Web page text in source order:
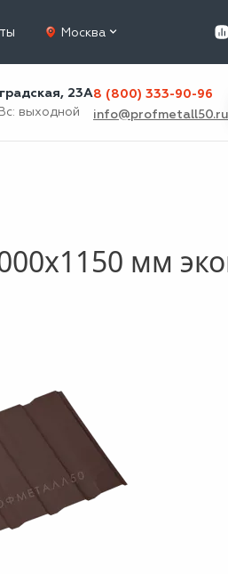
Москва
23А
выходной
8 (800) 333-90-96
info@profmetall50.ru
мм